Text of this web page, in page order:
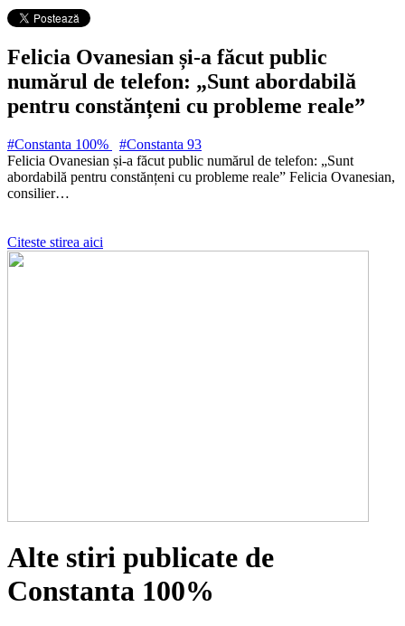
Felicia Ovanesian și-a făcut public
numărul de telefon: „Sunt abordabilă
pentru constănțeni cu probleme reale”
#Constanta 100% #Constanta 93
Felicia Ovanesian și-a făcut public numărul de telefon: „Sunt
abordabilă pentru constănțeni cu probleme reale” Felicia Ovanesian,
consilier…
Citeste stirea aici
Alte stiri publicate de
Constanta 100%